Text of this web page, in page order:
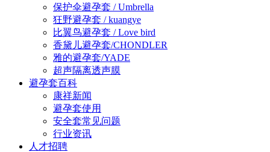
保护伞避孕套 / Umbrella
狂野避孕套 / kuangye
比翼鸟避孕套 / Love bird
香黛儿避孕套/CHONDLER
雅的避孕套/YADE
超声隔离透声膜
避孕套百科
康祥新闻
避孕套使用
安全套常见问题
行业资讯
人才招聘